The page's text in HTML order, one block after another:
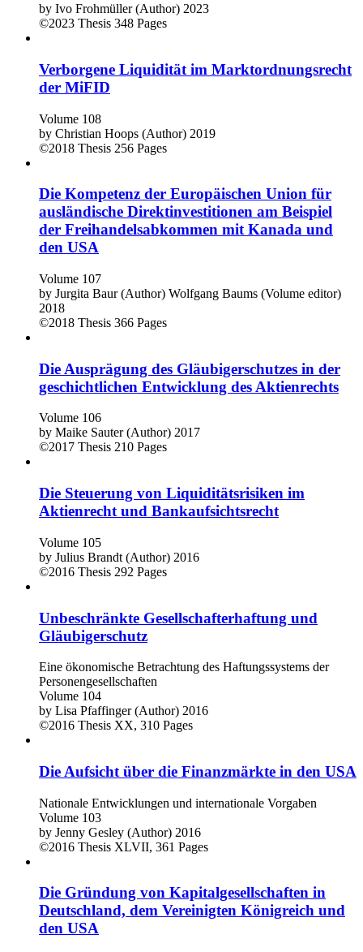
by Ivo Frohmüller (Author) 2023
©2023 Thesis 348 Pages
Verborgene Liquidität im Marktordnungsrecht
der MiFID
Volume 108
by Christian Hoops (Author) 2019
©2018 Thesis 256 Pages
Die Kompetenz der Europäischen Union für
ausländische Direktinvestitionen am Beispiel
der Freihandelsabkommen mit Kanada und
den USA
Volume 107
by Jurgita Baur (Author) Wolfgang Baums (Volume editor)
2018
©2018 Thesis 366 Pages
Die Ausprägung des Gläubigerschutzes in der
geschichtlichen Entwicklung des Aktienrechts
Volume 106
by Maike Sauter (Author) 2017
©2017 Thesis 210 Pages
Die Steuerung von Liquiditätsrisiken im
Aktienrecht und Bankaufsichtsrecht
Volume 105
by Julius Brandt (Author) 2016
©2016 Thesis 292 Pages
Unbeschränkte Gesellschafterhaftung und
Gläubigerschutz
Eine ökonomische Betrachtung des Haftungssystems der
Personengesellschaften
Volume 104
by Lisa Pfaffinger (Author) 2016
©2016 Thesis XX, 310 Pages
Die Aufsicht über die Finanzmärkte in den USA
Nationale Entwicklungen und internationale Vorgaben
Volume 103
by Jenny Gesley (Author) 2016
©2016 Thesis XLVII, 361 Pages
Die Gründung von Kapitalgesellschaften in
Deutschland, dem Vereinigten Königreich und
den USA